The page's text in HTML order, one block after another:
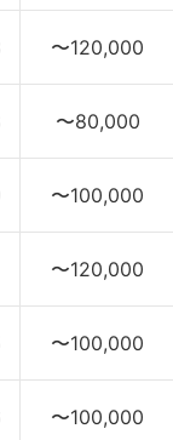
〜120,000
〜80,000
〜100,000
〜120,000
〜100,000
〜100,000